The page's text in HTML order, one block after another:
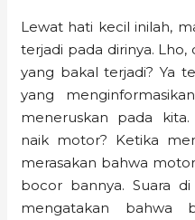
Lewat hati kecil inilah,
terjadi pada dirinya.
yang bakal terjadi? Ya
yang
meneruskan pada
naik motor? Ketika
merasakan bahwa
bocor bannya. Suara
mengatakan bahwa